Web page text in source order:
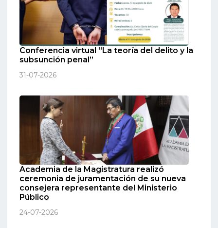
Conferencia virtual “La teoría del delito y la
subsunción penal”
31-07-2026
Academia de la Magistratura realizó
ceremonia de juramentación de su nueva
consejera representante del Ministerio
Público
24-07-2026